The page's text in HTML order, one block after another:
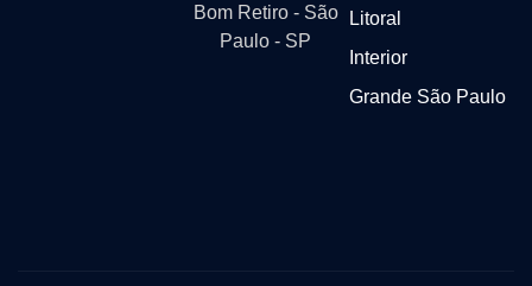
Bom Retiro - São
Paulo - SP
Litoral
Interior
Grande São Paulo